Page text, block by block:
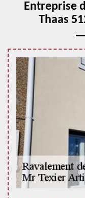
Entreprise
Thaas